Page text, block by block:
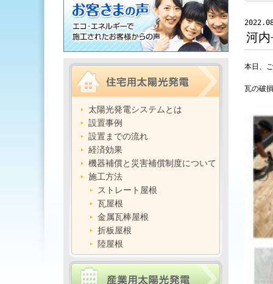
太陽光発電システムとは
設置事例
設置までの流れ
経済効果
機器補償と災害補償制度について
施工方法
ストレート屋根
瓦屋根
金属瓦棒屋根
折板屋根
陸屋根
河
本日、
瓦の破